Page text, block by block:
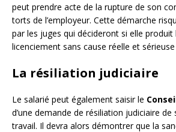
peut prendre acte de la rupture de son
torts de l’employeur. Cette démarche
par les juges qui décideront si elle produit
licenciement sans cause réelle et
La résiliation judiciaire
Le salarié peut également saisir le
d’une demande de résiliation judiciaire
travail. Il devra alors démontrer que la